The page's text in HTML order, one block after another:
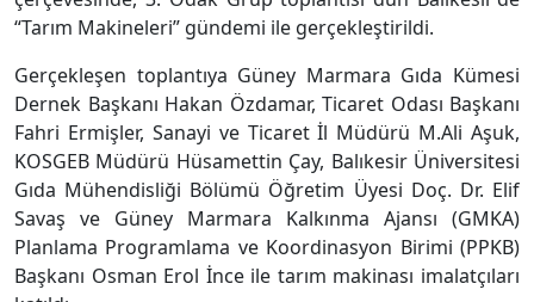
“Tarım Makineleri” gündemi ile gerçekleştirildi.
Gerçekleşen toplantıya Güney Marmara Gıda Kümesi
Dernek Başkanı Hakan Özdamar, Ticaret Odası Başkanı
Fahri Ermişler, Sanayi ve Ticaret İl Müdürü M.Ali Aşuk,
KOSGEB Müdürü Hüsamettin Çay, Balıkesir Üniversitesi
Gıda Mühendisliği Bölümü Öğretim Üyesi Doç. Dr. Elif
Savaş ve Güney Marmara Kalkınma Ajansı (GMKA)
Planlama Programlama ve Koordinasyon Birimi (PPKB)
Başkanı Osman Erol İnce ile tarım makinası imalatçıları